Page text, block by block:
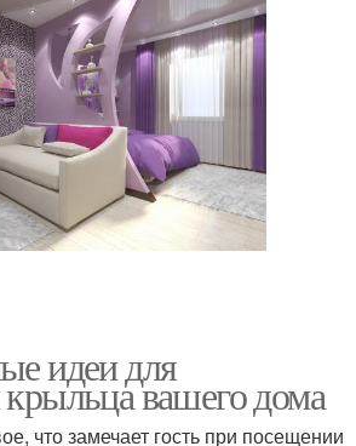
идеи для
вашего дома
что замечает гость при посещении